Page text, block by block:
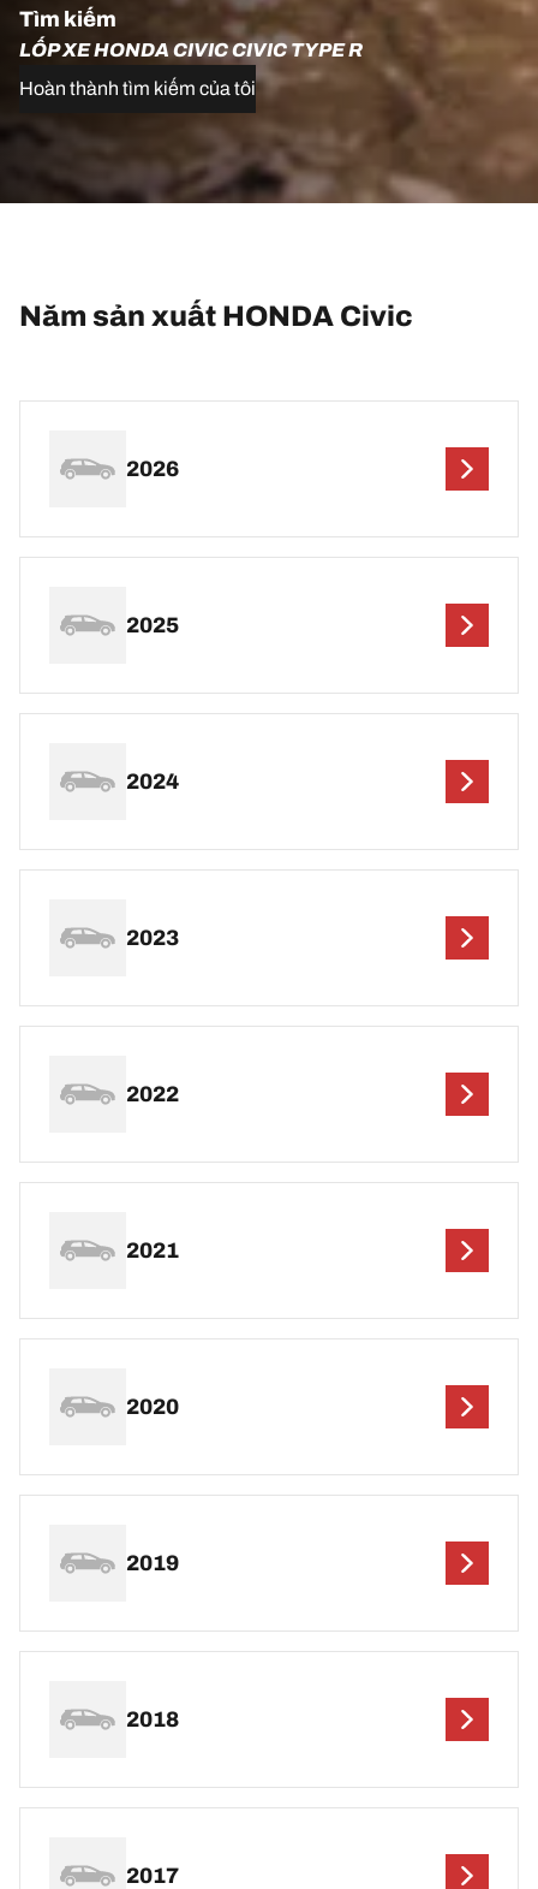
Tìm kiếm
LỐP XE HONDA CIVIC CIVIC TYPE R
Hoàn thành tìm kiếm của tôi
Năm sản xuất HONDA Civic
2026
2025
2024
2023
2022
2021
2020
2019
2018
2017